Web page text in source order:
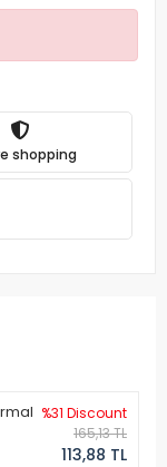
shopping
%31 Discount
165,13 TL
113,88 TL